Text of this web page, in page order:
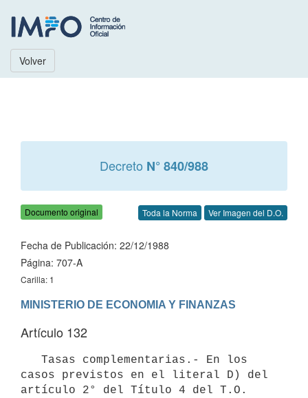
Volver
Decreto N° 840/988
Documento original Toda la Norma Ver Imagen del D.O.
Fecha de Publicación: 22/12/1988
Página: 707-A
Carilla: 1
MINISTERIO DE ECONOMIA Y FINANZAS
Artículo 132
casos previstos en el literal D) del
artículo 2° del Título 4 del T.O.